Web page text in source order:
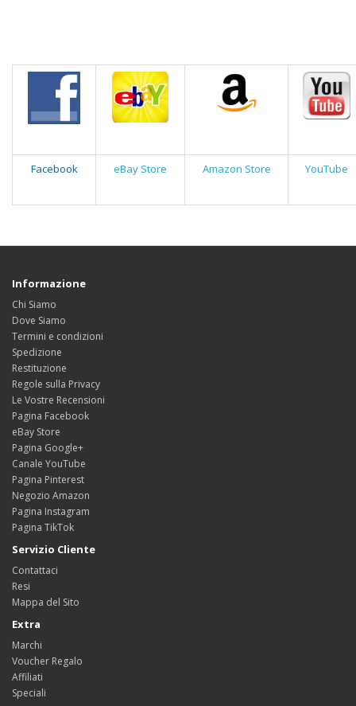
Facebook eBay Store Amazon Store YouTube
Informazione
Chi Siamo
Dove Siamo
Termini e condizioni
Spedizione
Restituzione
Regole sulla Privacy
Le Vostre Recensioni
Pagina Facebook
eBay Store
Pagina Google+
Canale YouTube
Pagina Pinterest
Negozio Amazon
Pagina Instagram
Pagina TikTok
Servizio Cliente
Contattaci
Resi
Mappa del Sito
Extra
Marchi
Voucher Regalo
Affiliati
Speciali